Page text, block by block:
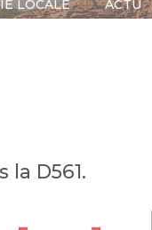
LOCALE ACTU
D561.